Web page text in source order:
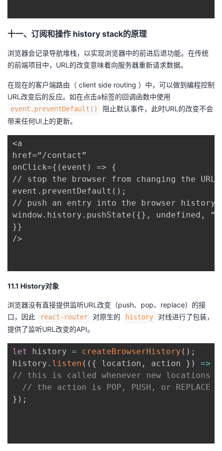
十一、订阅和操作 history stack的原理
浏览器会记录导航堆栈，以实现浏览器中的前进后退功能。在传统
的前端项目中，URL的改变意味着向服务器重新请求数据。
在现在的客户端路由（ client side routing ）中，可以做到编程控制
URL改变后的反应。如在点击a标签的回调函数中使用
event.preventDefault()
阻止默认事件，此时URL的改变不会
带来任何UI上的更新。
<a
href=“/contact”
onClick={(event) => {
// stop the browser from changing the URL
event.preventDefault();
// push an entry into the browser history
window.history.pushState({}, undefined,
}}
/>
11.1 History对象
浏览器没有直接提供监听URL改变（push、pop、replace）的接
口，因此
react-router 对原生的 history
对线进行了包装，
提供了监听URL改变的API。
let history = createBrowserHistory ( ) ;
history . listen ( ( { location , action } ) =>
// this is called whenever new locations
// the action is POP, PUSH, or REPLACE
} ) ;